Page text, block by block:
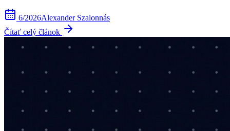
6/2026Alexander Szalonnás
Čítať celý článok